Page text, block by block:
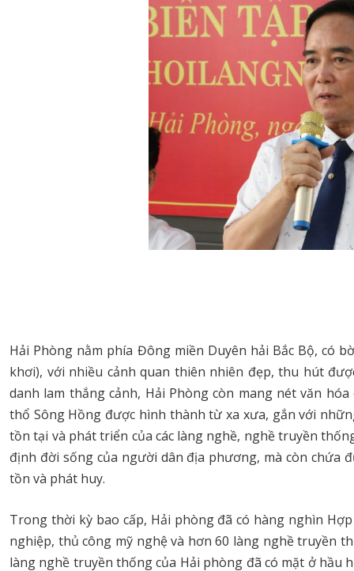
Hải Phòng nằm phía Đông miền Duyên hải Bắc Bộ, có
khơi), với nhiều cảnh quan thiên nhiên đẹp, thu hút
danh lam thắng cảnh, Hải Phòng còn mang nét văn
thổ Sông Hồng được hình thành từ xa xưa, gắn với
tồn tại và phát triển của các làng nghề, nghề truyền
định đời sống của người dân địa phương, mà còn chứa
tồn và phát huy.
Trong thời kỳ bao cấp, Hải phòng đã có hàng nghìn
nghiệp, thủ công mỹ nghệ và hơn 60 làng nghề truyền
làng nghề truyền thống của Hải phòng đã có mặt ở hầu